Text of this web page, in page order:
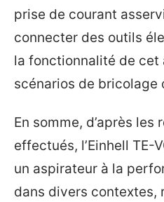
prise de courant
connecter des outils
la fonctionnalité de cet
scénarios de bricolage
En somme, d’après
effectués, l’Einhell TE-
un aspirateur à la
dans divers contextes,